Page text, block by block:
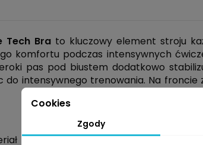
Tech Bra to kluczowy element stroju
komfortu podczas intensywnych
pas pod biustem dodatkowo
do intensywnego trenowania. Na
Cookies
Zgody